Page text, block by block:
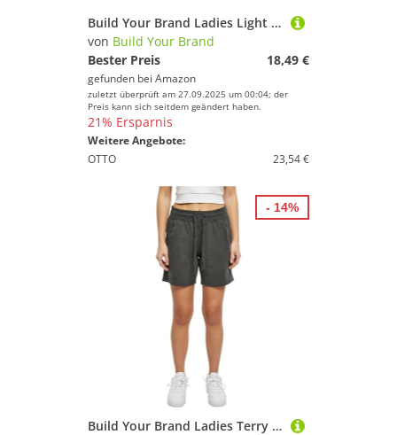
Build Your Brand Ladies Light Crewneck, XL, Black
von Build Your Brand
Bester Preis
18,49 €
gefunden bei Amazon
zuletzt überprüft am 27.09.2025 um 00:04; der
Preis kann sich seitdem geändert haben.
21% Ersparnis
Weitere Angebote:
OTTO
23,54 €
Build Your Brand Ladies Terry Shorts - Farbe: Charcoal (Heather) - Größe: S
- 14%